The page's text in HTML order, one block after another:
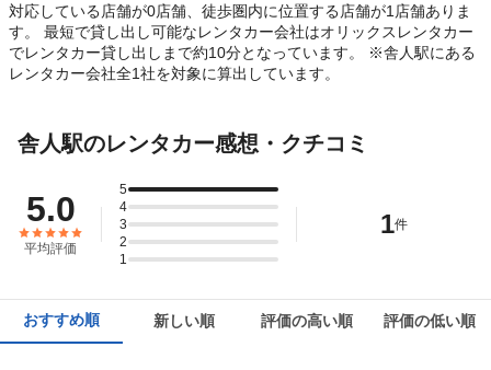
対応している店舗が0店舗、徒歩圏内に位置する店舗が1店舗ありま
す。 最短で貸し出し可能なレンタカー会社はオリックスレンタカー
でレンタカー貸し出しまで約10分となっています。 ※舎人駅にある
レンタカー会社全1社を対象に算出しています。
舎人駅のレンタカー感想・クチコミ
5.0
平均評価
5
4
3
2
1
1件
おすすめ順 新しい順 評価の高い順 評価の低い順